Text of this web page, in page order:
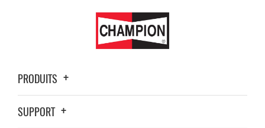
PRODUITS
SUPPORT